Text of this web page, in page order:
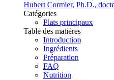
Hubert Cormier, Ph.D.,
Catégories
Plats principaux
Table des matières
Introduction
Ingrédients
Préparation
FAQ
Nutrition